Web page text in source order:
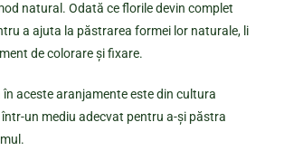
natural. Odată ce florile devin complet
a ajuta la păstrarea formei lor naturale, li
de colorare și fixare.
aceste aranjamente este din cultura
un mediu adecvat pentru a-și păstra